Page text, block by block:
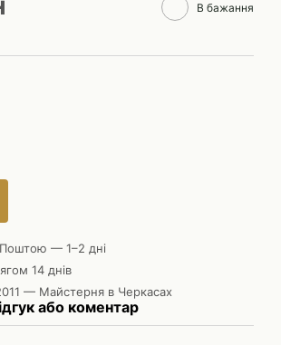
В бажання
— 1–2 дні
14 днів
— Майстерня в Черкасах
або коментар